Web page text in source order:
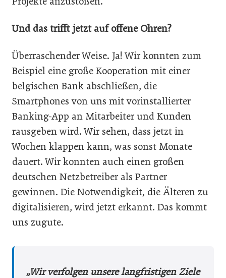
Und das trifft jetzt auf offene Ohren?
Überraschender Weise. Ja! Wir konnten zum
Beispiel eine große Kooperation mit einer
belgischen Bank abschließen, die
Smartphones von uns mit vorinstallierter
Banking-App an Mitarbeiter und Kunden
rausgeben wird. Wir sehen, dass jetzt in
Wochen klappen kann, was sonst Monate
dauert. Wir konnten auch einen großen
deutschen Netzbetreiber als Partner
gewinnen. Die Notwendigkeit, die Älteren zu
digitalisieren, wird jetzt erkannt. Das kommt
uns zugute.
„Wir verfolgen unsere langfristigen Ziele